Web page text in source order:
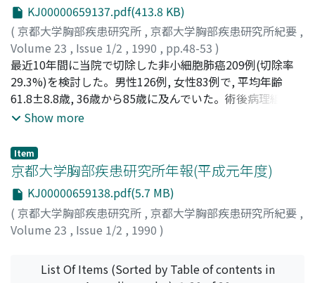
KJ00000659137.pdf(413.8 KB)
( 京都大学胸部疾患研究所 , 京都大学胸部疾患研究所紀要 ,
Volume 23 , Issue 1/2 , 1990 , pp.48-53 )
寺町, 政美;宮本, 信昭;佐坂, 徳浩;中村, 隆澄;北村, 文夫;
TERAMACHI, Masayoshi;MIYAMOTO, Nobuaki;SASAKA,
Tokuhiro;NAKAMURA, Takasumi;KITAMURA, Fumio
ラマチ, マサヨシ
最近10年間に当院で切除した非小細胞肺癌209例(切除率
29.3%)を検討した。男性126例, 女性83例で, 平均年齢
61.8±8.8歳, 36歳から85歳に及んでいた。術後病理組織学
的病期分類では, I期121例, II期22例, III_A期43例, III_B期
カ月以内の死亡は3例(1.4%)のみだった。病期別5年生存
率は, I期71%, II期22%, III_A期38%, III_B期36%, IV期
25%だった。手術根治度別では, 根治例66%, 相治例46%,
相非例55%, 絶非例19%だった。組織型別5年生存率では
扁平上皮癌と腺癌の間に有意差は認められなかった。高齢
者(70歳以上)症例は41例(19.6%)あったが, その3年生存率,
統計学的に有意差は認められなかった。また, 気管支形成
Show more
Item
京都大学胸部疾患研究所年報(平成元年度)
KJ00000659138.pdf(5.7 MB)
( 京都大学胸部疾患研究所 , 京都大学胸部疾患研究所紀要 ,
Volume 23 , Issue 1/2 , 1990 )
List Of Items (Sorted by Table of contents in